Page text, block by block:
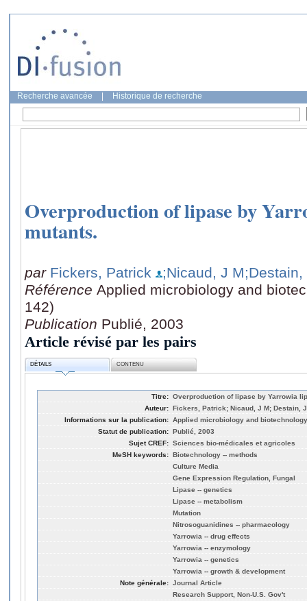
Recherche avancée Historique de recherche
Overproduction of lipase by
mutants.
par Fickers, Patrick ;Nicaud, J M
Référence Applied microbiology and
142)
Publication Publié, 2003
Article révisé par les pairs
DÉTAILS CONTENU
Titre: Overproduction of lipase by Yarrowia
Auteur: Fickers, Patrick; Nicaud, J M; Destain,
Informations sur la publication: Applied microbiology and
Statut de publication: Publié, 2003
Sujet CREF: Sciences bio-médicales et agricoles
MeSH keywords: Biotechnology -- methods
Culture Media
Gene Expression Regulation, Fungal
Lipase -- genetics
Lipase -- metabolism
Mutation
Nitrosoguanidines -- pharmacology
Yarrowia -- drug effects
Yarrowia -- enzymology
Yarrowia -- genetics
Yarrowia -- growth & development
Note générale: Journal Article
Research Support, Non-U.S. Gov't